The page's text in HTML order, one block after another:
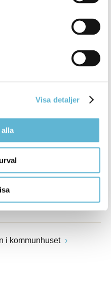
Visa detaljer
i kommunhuset